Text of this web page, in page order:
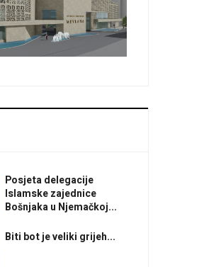
Posjeta delegacije
Islamske zajednice
Bošnjaka u Njemačkoj...
Biti bot je veliki grijeh...